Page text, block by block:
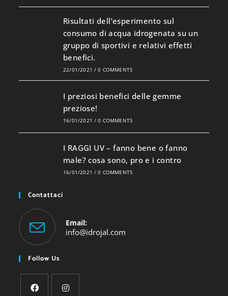
Risultati dell’esperimento sul
consumo di acqua idrogenata su un
gruppo di sportivi e relativi effetti
benefici.
22/01/2021 / 0 COMMENTS
I preziosi benefici delle gemme
preziose!
16/01/2021 / 0 COMMENTS
I RAGGI UV – fanno bene o fanno
male? cosa sono, pro e i contro
16/01/2021 / 0 COMMENTS
Contattaci
Email:
info@idrojal.com
Follow Us